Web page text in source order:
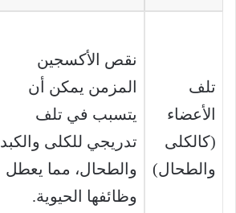
تلف
الأعضاء
(كالكلى
والطحال)
نقص الأكسجين
المزمن يمكن أن
يتسبب في تلف
تدريجي للكلى والكبد
والطحال، مما يعطل
وظائفها الحيوية.